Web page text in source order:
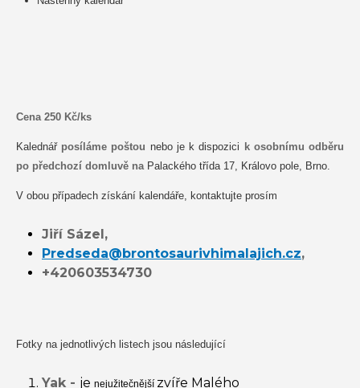
Cena 250 Kč/ks
Kalednář posíláme poštou nebo je k dispozici k osobnímu odběru
po předchozí domluvě na Palackého třída 17, Královo pole, Brno.
V obou případech získání kalendáře, kontaktujte prosím
Jiří Sázel,
Predseda@brontosaurivhimalajich.cz,
+420603534730
Fotky na jednotlivých listech jsou následující
Yak - je nejužitečnější zvíře Malého